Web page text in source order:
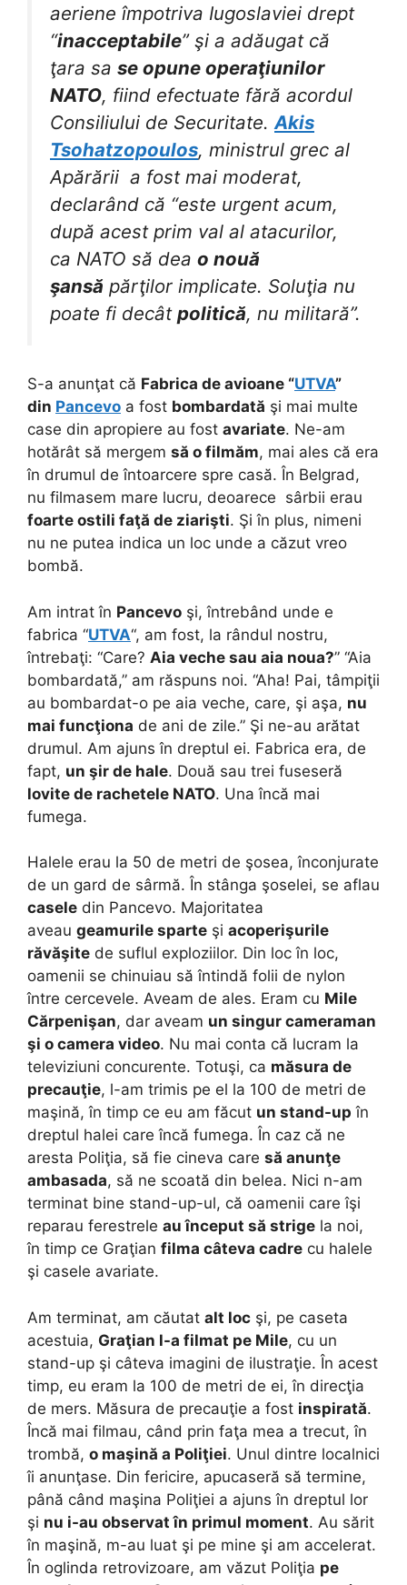
aeriene împotriva Iugoslaviei drept
“inacceptabile” şi a adăugat că
ţara sa se opune operaţiunilor
NATO, fiind efectuate fără acordul
Consiliului de Securitate. Akis
Tsohatzopoulos, ministrul grec al
Apărării a fost mai moderat,
declarând că “este urgent acum,
după acest prim val al atacurilor,
ca NATO să dea o nouă
şansă părţilor implicate. Soluţia nu
poate fi decât politică, nu militară”.
S-a anunţat că Fabrica de avioane “UTVA”
din Pancevo a fost bombardată şi mai multe
case din apropiere au fost avariate. Ne-am
hotărât să mergem să o filmăm, mai ales că era
în drumul de întoarcere spre casă. În Belgrad,
nu filmasem mare lucru, deoarece sârbii erau
foarte ostili faţă de ziarişti. Şi în plus, nimeni
nu ne putea indica un loc unde a căzut vreo
bombă.
Am intrat în Pancevo şi, întrebând unde e
fabrica “UTVA“, am fost, la rândul nostru,
întrebaţi: “Care? Aia veche sau aia noua?” “Aia
bombardată,” am răspuns noi. “Aha! Pai, tâmpiţii
au bombardat-o pe aia veche, care, şi aşa, nu
mai funcţiona de ani de zile.” Şi ne-au arătat
drumul. Am ajuns în dreptul ei. Fabrica era, de
fapt, un şir de hale. Două sau trei fuseseră
lovite de rachetele NATO. Una încă mai
fumega.
Halele erau la 50 de metri de şosea, înconjurate
de un gard de sârmă. În stânga şoselei, se aflau
casele din Pancevo. Majoritatea
aveau geamurile sparte şi acoperişurile
răvăşite de suflul exploziilor. Din loc în loc,
oamenii se chinuiau să întindă folii de nylon
între cercevele. Aveam de ales. Eram cu Mile
Cărpenişan, dar aveam un singur cameraman
şi o camera video. Nu mai conta că lucram la
televiziuni concurente. Totuşi, ca măsura de
precauţie, l-am trimis pe el la 100 de metri de
maşină, în timp ce eu am făcut un stand-up în
dreptul halei care încă fumega. În caz că ne
aresta Poliţia, să fie cineva care să anunţe
ambasada, să ne scoată din belea. Nici n-am
terminat bine stand-up-ul, că oamenii care îşi
reparau ferestrele au început să strige la noi,
în timp ce Graţian filma câteva cadre cu halele
şi casele avariate.
Am terminat, am căutat alt loc şi, pe caseta
acestuia, Graţian l-a filmat pe Mile, cu un
stand-up şi câteva imagini de ilustraţie. În acest
timp, eu eram la 100 de metri de ei, în direcţia
de mers. Măsura de precauţie a fost inspirată.
Încă mai filmau, când prin faţa mea a trecut, în
trombă, o maşină a Poliţiei. Unul dintre localnici
îi anunţase. Din fericire, apucaseră să termine,
până când maşina Poliţiei a ajuns în dreptul lor
şi nu i-au observat în primul moment. Au sărit
în maşină, m-au luat şi pe mine şi am accelerat.
În oglinda retrovizoare, am văzut Poliţia pe